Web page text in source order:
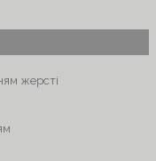
жерсті